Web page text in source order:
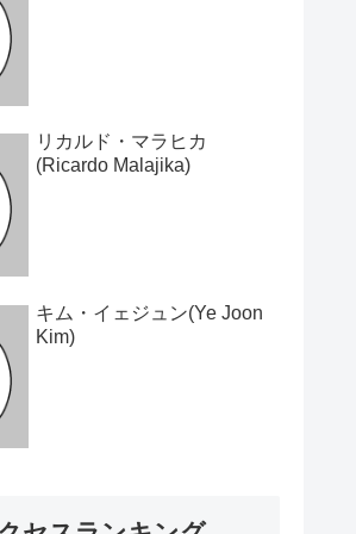
リカルド・マラヒカ
(Ricardo Malajika)
キム・イェジュン(Ye Joon
Kim)